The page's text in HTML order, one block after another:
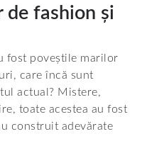
de fashion și
fost poveștile marilor
care încă sunt
actual? Mistere,
toate acestea au fost
construit adevărate